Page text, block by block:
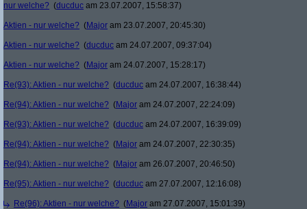
nur welche? (ducduc am 23.07.2007, 15:58:37)
Aktien - nur welche? (Major am 23.07.2007, 20:45:30)
Aktien - nur welche? (ducduc am 24.07.2007, 09:37:04)
Aktien - nur welche? (Major am 24.07.2007, 15:28:17)
Re(93): Aktien - nur welche? (ducduc am 24.07.2007, 16:38:44)
Re(94): Aktien - nur welche? (Major am 24.07.2007, 22:24:09)
Re(93): Aktien - nur welche? (ducduc am 24.07.2007, 16:39:09)
Re(94): Aktien - nur welche? (Major am 24.07.2007, 22:30:35)
Re(94): Aktien - nur welche? (Major am 26.07.2007, 20:46:50)
Re(95): Aktien - nur welche? (ducduc am 27.07.2007, 12:16:08)
Re(96): Aktien - nur welche? (Major am 27.07.2007, 15:01:39)